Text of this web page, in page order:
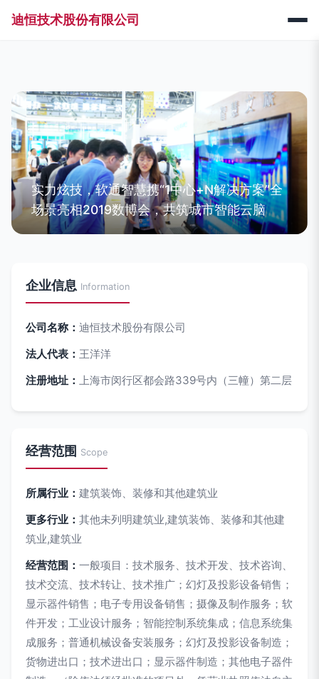
迪恒技术股份有限公司
实力炫技，软通智慧携“1中心+N解决方案”全
场景亮相2019数博会，共筑城市智能云脑
企业信息 Information
公司名称： 迪恒技术股份有限公司
法人代表： 王洋洋
注册地址： 上海市闵行区都会路339号内（三幢）第二层
经营范围 Scope
所属行业： 建筑装饰、装修和其他建筑业
更多行业： 其他未列明建筑业,建筑装饰、装修和其他建
筑业,建筑业
经营范围： 一般项目：技术服务、技术开发、技术咨询、
技术交流、技术转让、技术推广；幻灯及投影设备销售；
显示器件销售；电子专用设备销售；摄像及制作服务；软
件开发；工业设计服务；智能控制系统集成；信息系统集
成服务；普通机械设备安装服务；幻灯及投影设备制造；
货物进出口；技术进出口；显示器件制造；其他电子器件